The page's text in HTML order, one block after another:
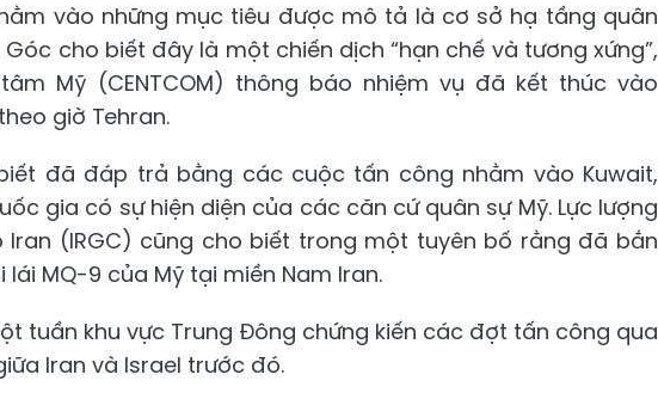
vào những mục tiêu được mô tả là cơ sở hạ tầng quân
Góc cho biết đây là một chiến dịch “hạn chế và tương xứng”,
Mỹ (CENTCOM) thông báo nhiệm vụ đã kết thúc vào
giờ Tehran.
đã đáp trả bằng các cuộc tấn công nhằm vào Kuwait,
gia có sự hiện diện của các căn cứ quân sự Mỹ. Lực lượng
Iran (IRGC) cũng cho biết trong một tuyên bố rằng đã bắn
MQ-9 của Mỹ tại miền Nam Iran.
tuần khu vực Trung Đông chứng kiến các đợt tấn công qua
Iran và Israel trước đó.